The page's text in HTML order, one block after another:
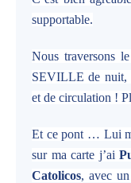
supportable.
Nous traversons
SEVILLE de nuit,
et de circulation !
Et ce pont … Lui
sur ma carte j’ai
Catolicos, avec